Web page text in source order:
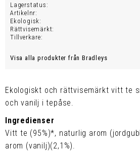
Lagerstatus
Artikelnr
Ekologisk
Rättvisemärkt
Tillverkare
Visa alla produkter från Bradleys
Ekologiskt och rättvisemärkt vitt te
och vanilj i tepåse.
Ingredienser
Vitt te (95%)*, naturlig arom
arom (vanilj)(2,1%).